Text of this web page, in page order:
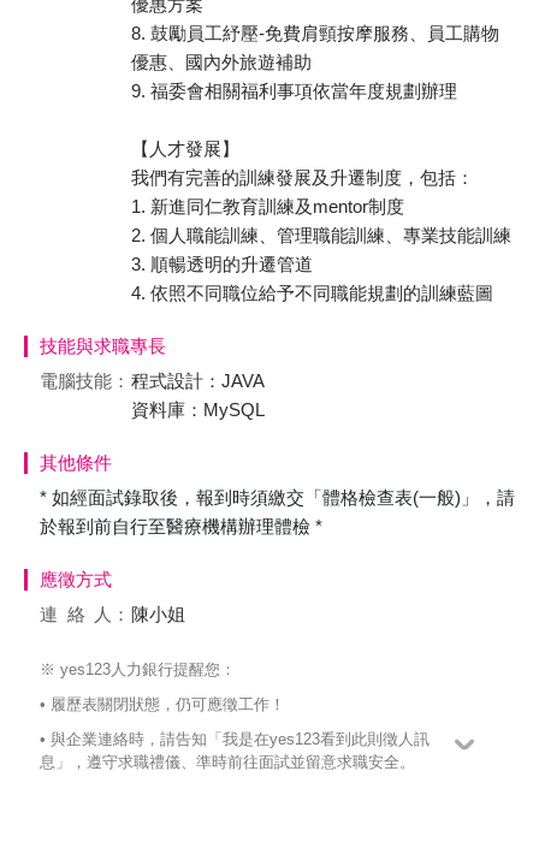
優惠方案
8. 鼓勵員工紓壓-免費肩頸按摩服務、員工購物
優惠、國內外旅遊補助
9. 福委會相關福利事項依當年度規劃辦理
【人才發展】
我們有完善的訓練發展及升遷制度，包括：
1. 新進同仁教育訓練及mentor制度
2. 個人職能訓練、管理職能訓練、專業技能訓練
3. 順暢透明的升遷管道
4. 依照不同職位給予不同職能規劃的訓練藍圖
技能與求職專長
電腦技能： 程式設計：JAVA
資料庫：MySQL
其他條件
* 如經面試錄取後，報到時須繳交「體格檢查表(一般)」，請
於報到前自行至醫療機構辦理體檢 *
應徵方式
連絡
人： 陳小姐
※ yes123人力銀行提醒您：
• 履歷表關閉狀態，仍可應徵工作！
• 與企業連絡時，請告知「我是在yes123看到此則徵人訊
息」，遵守求職禮儀、準時前往面試並留意求職安全。